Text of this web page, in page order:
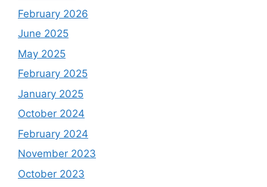
February 2026
June 2025
May 2025
February 2025
January 2025
October 2024
February 2024
November 2023
October 2023